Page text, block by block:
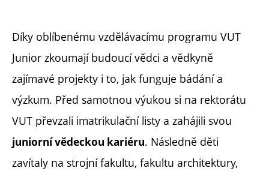
Díky oblíbenému vzdělávacímu programu VUT
Junior zkoumají budoucí vědci a vědkyně
zajímavé projekty i to, jak funguje bádání a
výzkum. Před samotnou výukou si na rektorátu
VUT převzali imatrikulační listy a zahájili svou
juniorní vědeckou kariéru. Následně děti
zavítaly na strojní fakultu, fakultu architektury,